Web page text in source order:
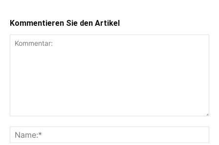
Kommentieren Sie den Artikel